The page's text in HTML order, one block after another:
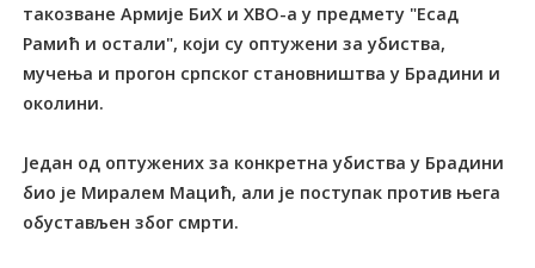
такозване Армије БиХ и ХВО-а у предмету "Есад
Рамић и остали", који су оптужени за убиства,
мучења и прогон српског становништва у Брадини и
околини.
Један од оптужених за конкретна убиства у Брадини
био је Миралем Мацић, али је поступак против њега
обустављен због смрти.